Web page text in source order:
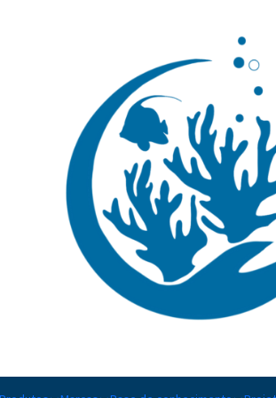
DESCRIÇÃO
Nível de